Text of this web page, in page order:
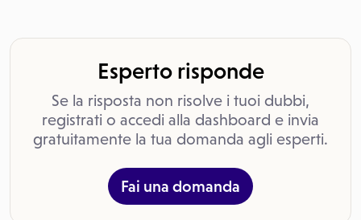
Esperto risponde
Se la risposta non risolve i tuoi dubbi,
registrati o accedi alla dashboard e invia
gratuitamente la tua domanda agli esperti.
Fai una domanda